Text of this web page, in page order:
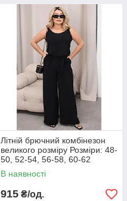
Літній брючний комбінезон
великого розміру Розміри: 48-
50, 52-54, 56-58, 60-62
В наявності
915 ₴/од.